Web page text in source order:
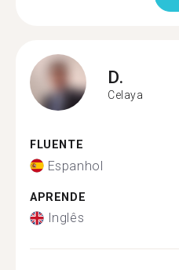
D.
Celaya
FLUENTE
Espanhol
APRENDE
Inglês